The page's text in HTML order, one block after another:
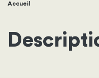
Fil
d'Ariane
Accueil